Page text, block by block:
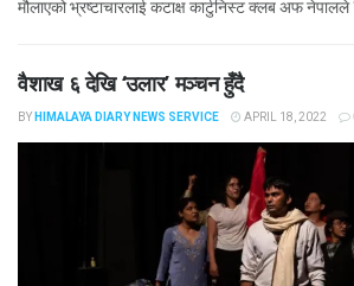
मौलाएको भ्रष्टाचारलाई कटाक्ष कार्टुनिस्ट क्लब अफ नेपालले
वैशाख ६ देखि ‘उलार’ मञ्चन हुँदै
BY HIMALAYA DIARY NEWS SERVICE APRIL 18, 2022